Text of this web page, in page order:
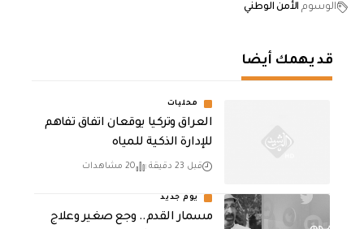
الوسوم الأمن الوطني
قد يهمك أيضا
محليات
العراق وتركيا يوقعان اتفاق تفاهم
للإدارة الذكية للمياه
قبل 23 دقيقة 20 مشاهدات
يوم جديد
مسمار القدم.. وجع صغير وعلاج